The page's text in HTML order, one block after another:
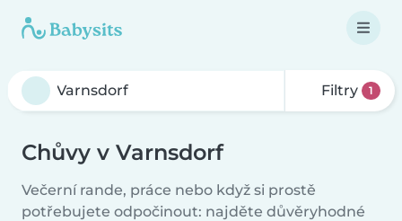
Filtry 1
Chůvy v Varnsdorf
Večerní rande, práce nebo když si prostě
potřebujete odpočinout: najděte důvěryhodné